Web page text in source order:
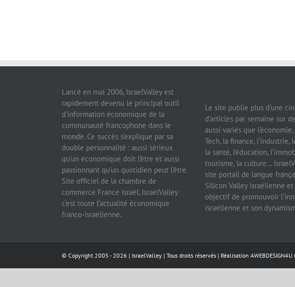
Lancé en mai 2006, IsraelValley est
rapidement devenu le principal outil
d’information économique de la
communauté francophone dans le
monde. Ce succès s’explique par sa
double personnalité : aussi sérieux
qu’un économique doit l’être et aussi
passionnant qu’un quotidien peut l’être.
Site officiel de la chambre de
commerce France Israël, IsraelValley
c’est toute l’actualité économique
franco-israélienne.
Le site publie plus d’une
d’articles par semaine sur
aussi variés que
Tech, la finance, l’industrie,
la santé, l’éducation,
tourisme, la culture…
site portail de langue
Silicon Valley israélienne
objectif de promouvoir
israélienne et son
© Copyright 2005 -2026 | IsraelValley | Tous droits réservés | Réalisation